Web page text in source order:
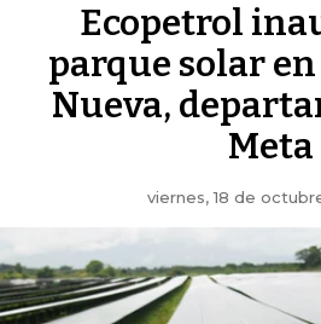
Ecopetrol
parque solar
Nueva,
Meta
viernes, 18 de